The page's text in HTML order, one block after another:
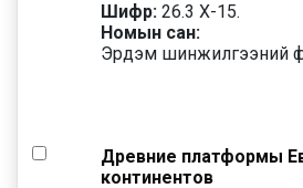
Шифр: 26.3 Х-15.
Номын сан:
Эрдэм шинжилгээний
Древние платформы
континентов